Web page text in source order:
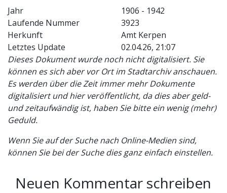
Jahr
1906 - 1942
Laufende Nummer
3923
Herkunft
Amt Kerpen
Letztes Update
02.04.26, 21:07
Dieses Dokument wurde noch nicht digitalisiert. Sie
können es sich aber vor Ort im Stadtarchiv anschauen.
Es werden über die Zeit immer mehr Dokumente
digitalisiert und hier veröffentlicht, da dies aber geld-
und zeitaufwändig ist, haben Sie bitte ein wenig (mehr)
Geduld.
Wenn Sie auf der Suche nach Online-Medien sind,
können Sie bei der Suche dies ganz einfach einstellen.
Neuen Kommentar schreiben